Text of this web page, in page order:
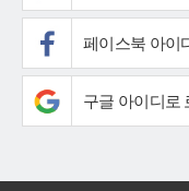
페이스북 아이
구글 아이디로